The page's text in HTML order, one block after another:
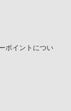
ポイントについ